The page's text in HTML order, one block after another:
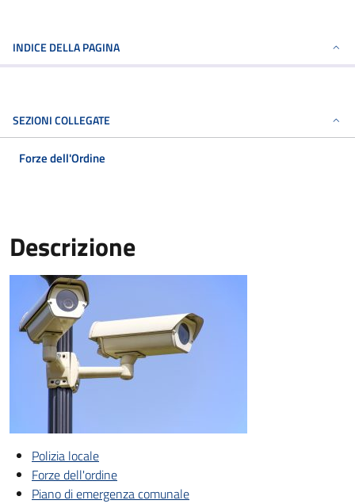
INDICE DELLA PAGINA
SEZIONI COLLEGATE
Forze dell'Ordine
Descrizione
Polizia locale
Forze dell'ordine
Piano di emergenza comunale